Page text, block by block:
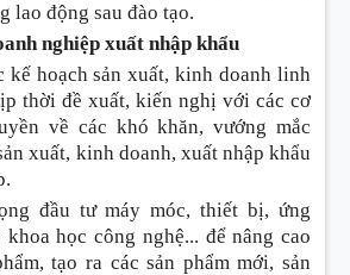
lao động sau đào tạo.
nghiệp xuất nhập khẩu
kế hoạch sản xuất, kinh doanh linh
thời đề xuất, kiến nghị với các cơ
về các khó khăn, vướng mắc
xuất, kinh doanh, xuất nhập khẩu
đầu tư máy móc, thiết bị, ứng
học công nghệ... để nâng cao
tạo ra các sản phẩm mới, sản